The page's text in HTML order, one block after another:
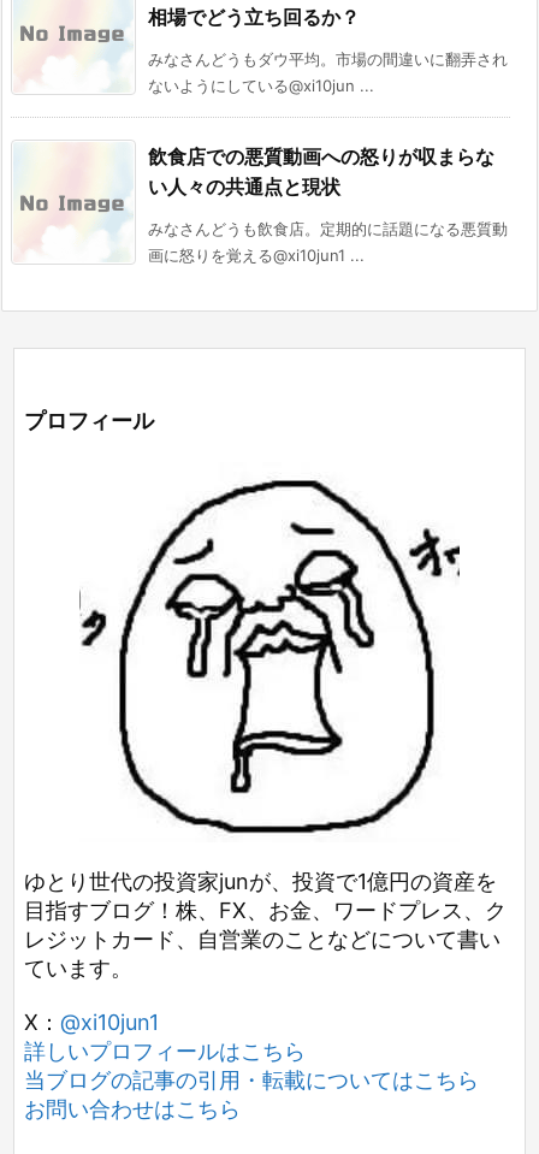
相場でどう立ち回るか？
みなさんどうもダウ平均。市場の間違いに翻弄され
ないようにしている@xi10jun ...
飲食店での悪質動画への怒りが収まらな
い人々の共通点と現状
みなさんどうも飲食店。定期的に話題になる悪質動
画に怒りを覚える@xi10jun1 ...
プロフィール
ゆとり世代の投資家junが、投資で1億円の資産を
目指すブログ！株、FX、お金、ワードプレス、ク
レジットカード、自営業のことなどについて書い
ています。
X： @xi10jun1
詳しいプロフィールはこちら
当ブログの記事の引用・転載についてはこちら
お問い合わせはこちら